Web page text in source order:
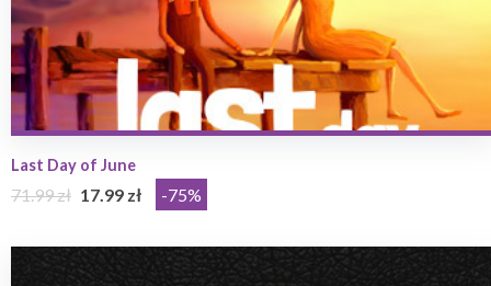
Last Day of June
71.99 zł 17.99 zł -75%